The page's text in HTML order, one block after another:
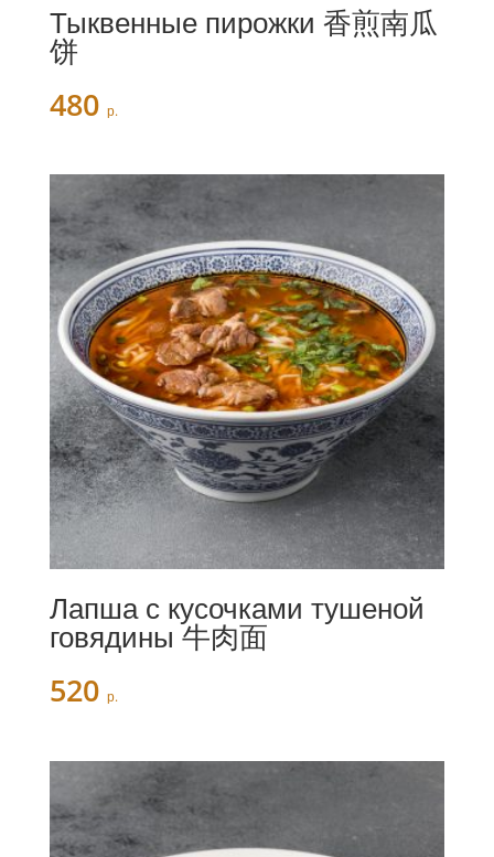
Тыквенные пирожки 香煎南瓜
饼
480 р.
Лапша с кусочками тушеной
говядины 牛肉面
520 р.